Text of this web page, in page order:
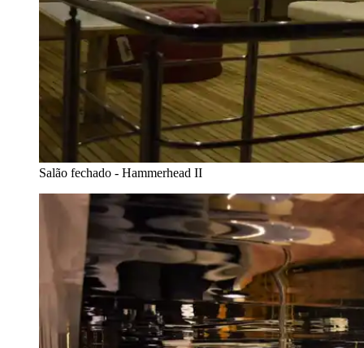
Salão fechado - Hammerhead II